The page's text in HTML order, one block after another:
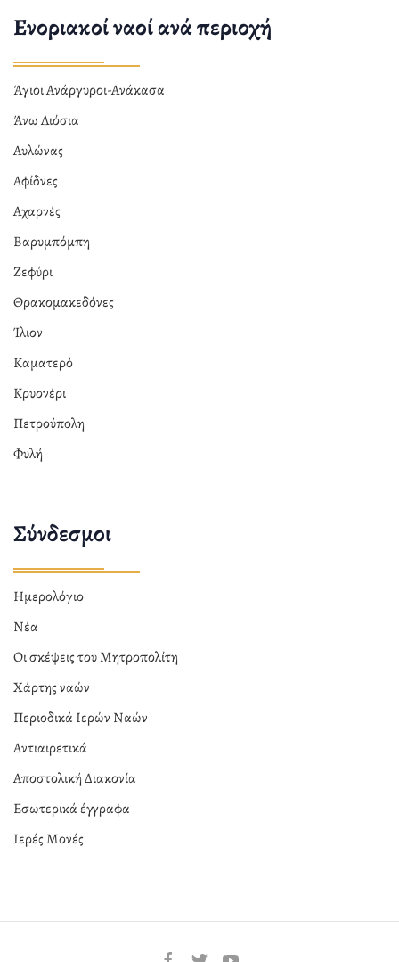
Ενοριακοί ναοί ανά περιοχή
Άγιοι Ανάργυροι-Ανάκασα
Άνω Λιόσια
Αυλώνας
Αφίδνες
Αχαρνές
Βαρυμπόμπη
Ζεφύρι
Θρακομακεδόνες
Ίλιον
Καματερό
Κρυονέρι
Πετρούπολη
Φυλή
Σύνδεσμοι
Ημερολόγιο
Νέα
Οι σκέψεις του Μητροπολίτη
Χάρτης ναών
Περιοδικά Ιερών Ναών
Αντιαιρετικά
Αποστολική Διακονία
Εσωτερικά έγγραφα
Ιερές Μονές